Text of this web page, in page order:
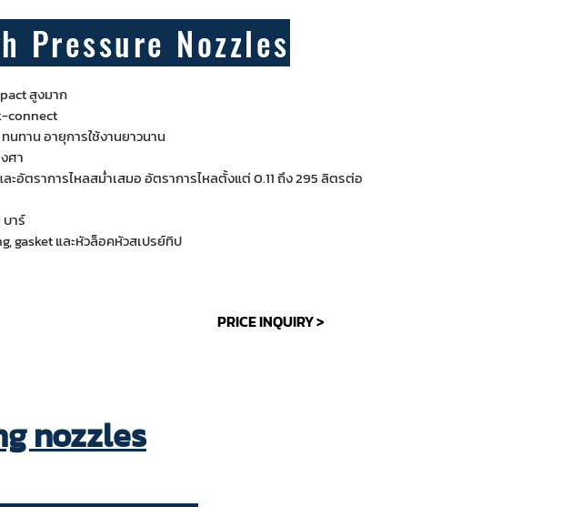
Pressure Nozzles
สูงมาก
connect
ทาน อายุการใช้งานยาวนาน
ศา
ะอัตราการไหลสม่ำเสมอ อัตราการไหลตั้งแต่ 0.11 ถึง 295 ลิตรต่อ
าร์
gasket และหัวล็อคหัวสเปรย์ทิป
PRICE INQUIRY >
nozzles